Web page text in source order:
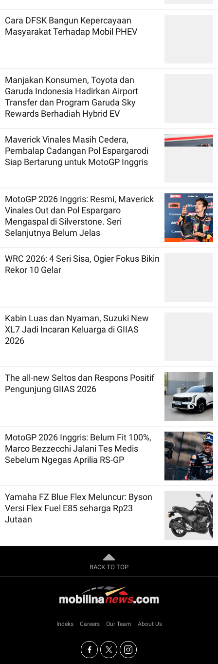
Cara DFSK Bangun Kepercayaan
Masyarakat Terhadap Mobil PHEV
Manjakan Konsumen, Toyota dan
Garuda Indonesia Hadirkan Airport
Transfer dan Program Garuda Sky
Rewards Berhadiah Hybrid EV
Maverick Vinales Masih Cedera,
Pembalap Cadangan Pol Espargarodi
Siap Bertarung untuk MotoGP Inggris
MotoGP 2026 Inggris: Resmi, Maverick
Vinales Out dan Pol Espargaro
Mengaspal di Silverstone. Seri
Selanjutnya Belum Jelas
WRC 2026: 4 Seri Sisa, Ogier Fokus Bikin
Rekor 10 Gelar
Kabin Luas dan Nyaman, Suzuki New
XL7 Jadi Incaran Keluarga di GIIAS
2026
The all-new Seltos dan Respons Positif
Pengunjung GIIAS 2026
MotoGP 2026 Inggris: Belum Fit 100%,
Marco Bezzecchi Jalani Tes Medis
Sebelum Ngegas Aprilia RS-GP
Yamaha FZ Blue Flex Meluncur: Byson
Versi Flex Fuel E85 seharga Rp23
Jutaan
BACK TO TOP
Indeks Careers Our Team About Us